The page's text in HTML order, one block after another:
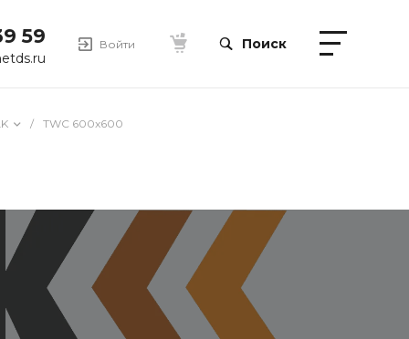
59 Войти Поиск
/ TWC 600x600